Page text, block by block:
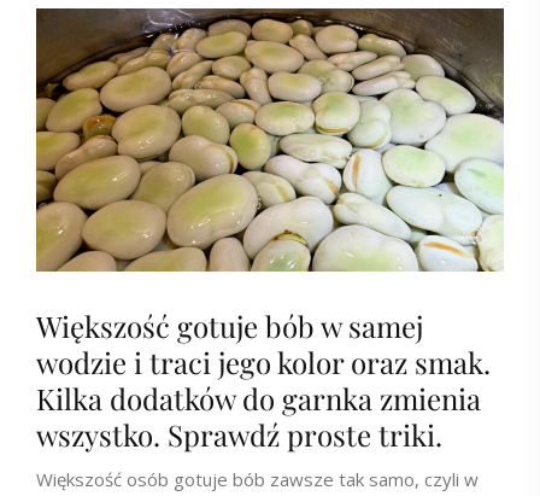
Większość gotuje bób w samej
wodzie i traci jego kolor oraz smak.
Kilka dodatków do garnka zmienia
wszystko. Sprawdź proste triki.
Większość osób gotuje bób zawsze tak samo, czyli w